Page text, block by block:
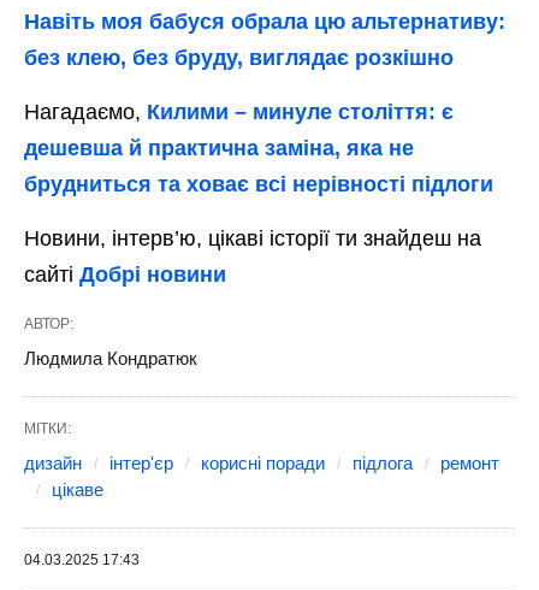
Навіть моя бабуся обрала цю альтернативу:
без клею, без бруду, виглядає розкішно
Нагадаємо, Килими – минуле століття: є
дешевша й практична заміна, яка не
брудниться та ховає всі нерівності підлоги
Новини, інтерв’ю, цікаві історії ти знайдеш на
сайті Добрі новини
АВТОР:
Людмила Кондратюк
МІТКИ:
дизайн інтер'єр корисні поради підлога
ремонт
цікаве
04.03.2025 17:43